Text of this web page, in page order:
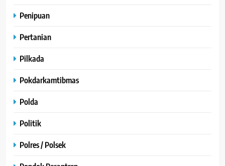
Penipuan
Pertanian
Pilkada
Pokdarkamtibmas
Polda
Politik
Polres / Polsek